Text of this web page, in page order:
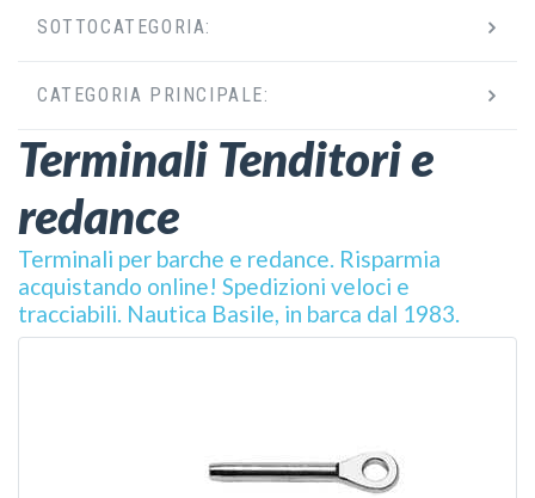
Terminali Tenditori e
redance
Terminali per barche e redance. Risparmia
acquistando online! Spedizioni veloci e
tracciabili. Nautica Basile, in barca dal 1983.
SOTTOCATEGORIA:
CATEGORIA PRINCIPALE: